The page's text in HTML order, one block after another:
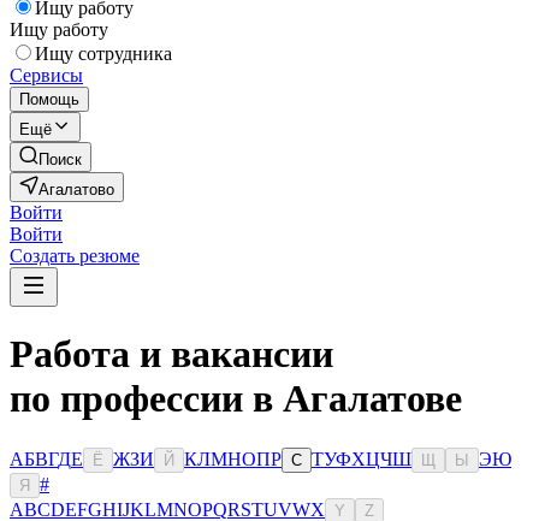
Ищу работу
Ищу работу
Ищу сотрудника
Сервисы
Помощь
Ещё
Поиск
Агалатово
Войти
Войти
Создать резюме
Работа и вакансии
по профессии в Агалатове
АБВГДЕ Ё ЖЗИ Й КЛМНОПР С ТУФХЦЧШ Ы ЭЮ
Я
#
ABCDEFGHIJKLMNOPQRSTUVWX Y Z